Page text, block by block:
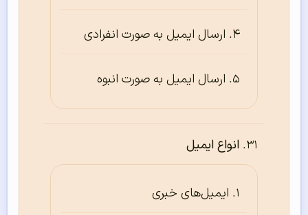
ارسال ایمیل به صورت انفرادی
ارسال ایمیل به صورت انبوه
انواع ایمیل
ایمیل‌های خبری